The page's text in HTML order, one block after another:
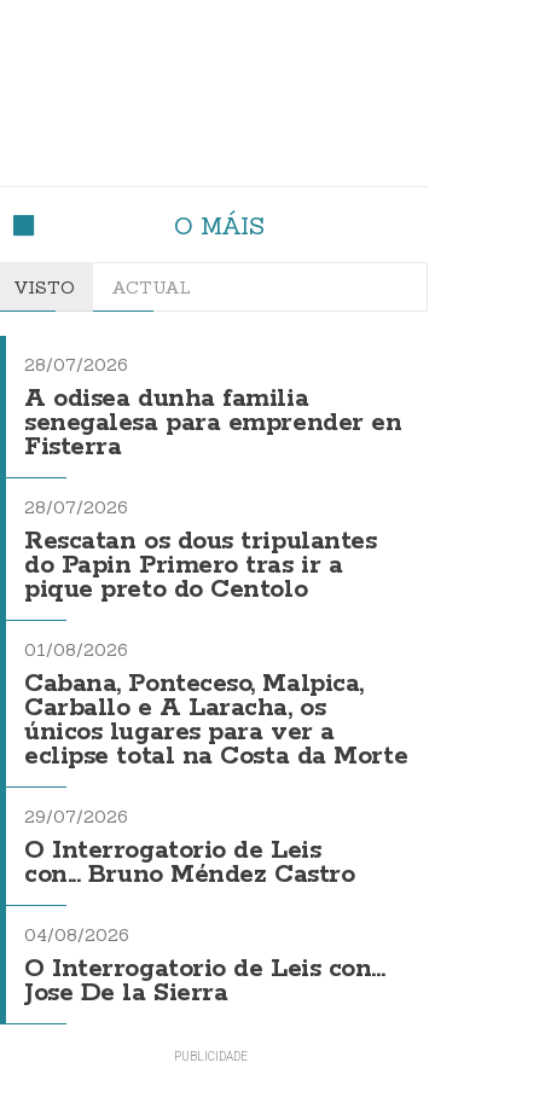
O MÁIS
VISTO ACTUAL
28/07/2026
A odisea dunha familia
senegalesa para emprender en
Fisterra
28/07/2026
Rescatan os dous tripulantes
do Papin Primero tras ir a
pique preto do Centolo
01/08/2026
Cabana, Ponteceso, Malpica,
Carballo e A Laracha, os
únicos lugares para ver a
eclipse total na Costa da Morte
29/07/2026
O Interrogatorio de Leis
con... Bruno Méndez Castro
04/08/2026
O Interrogatorio de Leis con...
Jose De la Sierra